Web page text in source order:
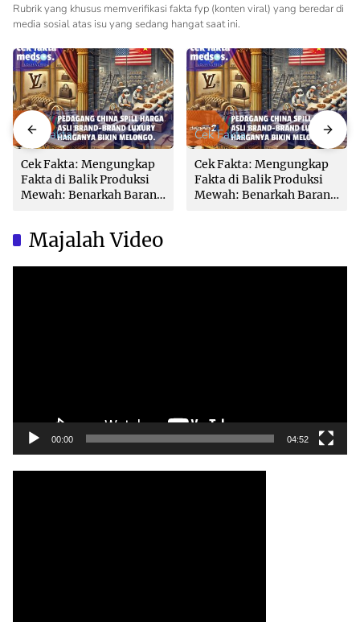
Rubrik yang khusus memverifikasi fakta fyp (konten viral) yang beredar di
media sosial atas isu yang sedang hangat saat ini.
Cek Fakta
Cek Fakta: Mengungkap
Fakta di Balik Produksi
Mewah: Benarkah Barang
Cek Fakta
Cek Fakta: Mengungkap
Fakta di Balik Produksi
Mewah: Benarkah Barang
Majalah Video
00:00 04:52